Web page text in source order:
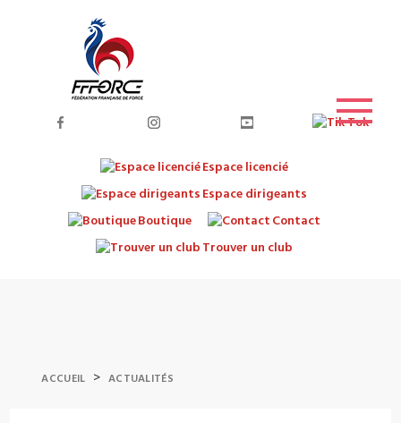
Espace licencié
Espace dirigeants
Boutique
Contact
Trouver un club
ACCUEIL > ACTUALITÉS